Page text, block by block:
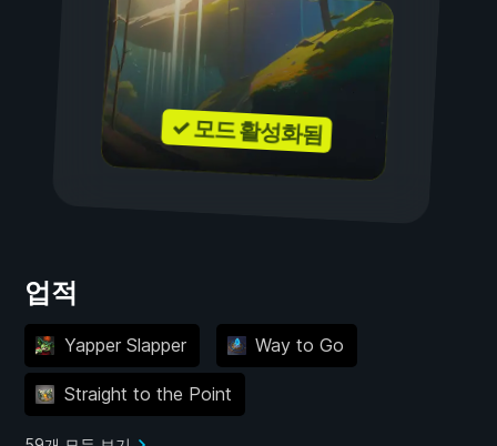
✓ 모드 활성화됨
업적
Yapper Slapper Way to Go
Straight to the Point